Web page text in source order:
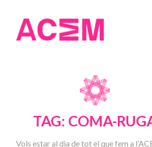
TAG: COMA-
Vols estar al dia de tot el que fem a